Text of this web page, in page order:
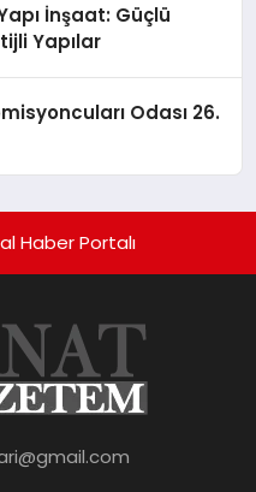
İnşaat: Güçlü
Yapılar
Odası 26.
Haber Portalı